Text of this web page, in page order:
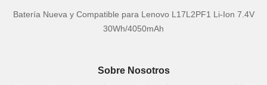
Batería Nueva y Compatible para Lenovo L17L2PF1 Li-Ion 7.4V
30Wh/4050mAh
Sobre Nosotros